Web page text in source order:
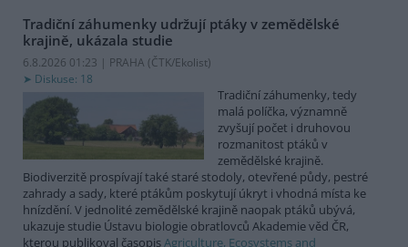
Tradiční záhumenky udržují ptáky v zemědělské
krajině, ukázala studie
6.8.2026 01:23 | PRAHA (ČTK/Ekolist)
Diskuse: 18
Tradiční záhumenky, tedy
malá políčka, významně
zvyšují počet i druhovou
rozmanitost ptáků v
zemědělské krajině.
Biodiverzitě prospívají také staré stodoly, otevřené půdy, pestré
zahrady a sady, které ptákům poskytují úkryt i vhodná místa ke
hnízdění. V jednolité zemědělské krajině naopak ptáků ubývá,
ukazuje studie Ústavu biologie obratlovců Akademie věd ČR,
kterou publikoval časopisAgriculture, Ecosystems and